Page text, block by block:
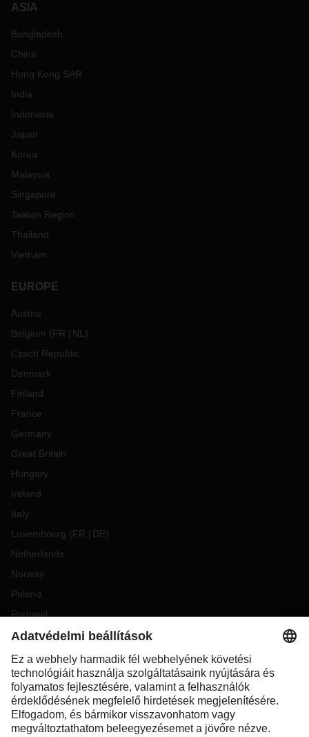
ASIA
Bangladesh
China
Hong Kong SAR
India
Indonesia
Japan
Korea
Malaysia
Singapore
Taiwan Region
Thailand
Vietnam
EUROPE
Austria
Belgium (FR NL )
Czech Republic
Denmark
Finland
France
Germany
Great Britain
Hungary
Ireland
Italy
Luxembourg (FR DE)
Netherlands
Norway
Poland
Portugal
Romania
Slovakia
Spain
Sweden
Switzerland( DE FR)
Turkey